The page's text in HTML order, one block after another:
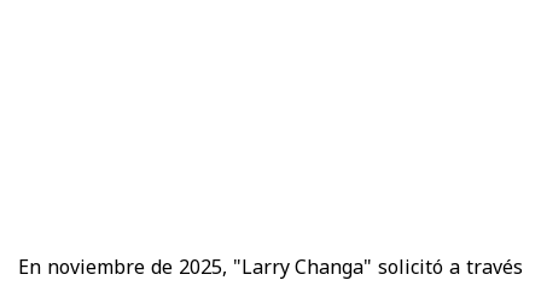
En noviembre de 2025, "Larry Changa" solicitó a través